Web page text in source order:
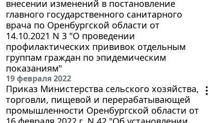
внесении изменений в постановление
главного государственного санитарного
врача по Оренбургской области от
14.10.2021 N 3 "О проведении
профилактических прививок отдельным
группам граждан по эпидемическим
показаниям"
19 февраля 2022
Приказ Министерства сельского хозяйства,
торговли, пищевой и перерабатывающей
промышленности Оренбургской области от